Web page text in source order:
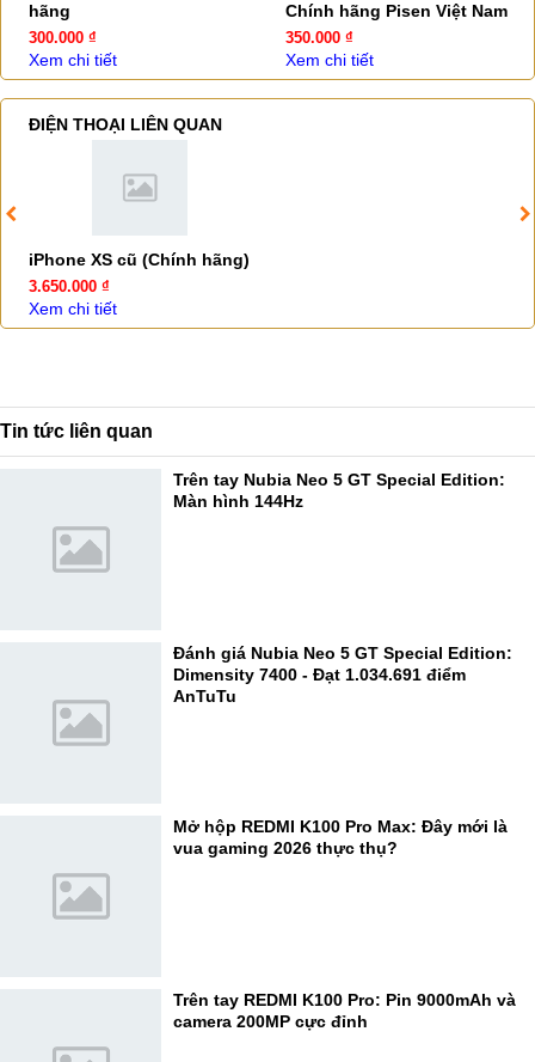
hãng
300.000 ₫
Xem chi tiết
Chính hãng Pisen Việt Nam
350.000 ₫
Xem chi tiết
ĐIỆN THOẠI LIÊN QUAN
iPhone XS cũ (Chính hãng)
3.650.000 ₫
Xem chi tiết
Tin tức liên quan
Trên tay Nubia Neo 5 GT Special Edition:
Màn hình 144Hz
Đánh giá Nubia Neo 5 GT Special Edition:
Dimensity 7400 - Đạt 1.034.691 điểm
AnTuTu
Mở hộp REDMI K100 Pro Max: Đây mới là
vua gaming 2026 thực thụ?
Trên tay REDMI K100 Pro: Pin 9000mAh và
camera 200MP cực đỉnh